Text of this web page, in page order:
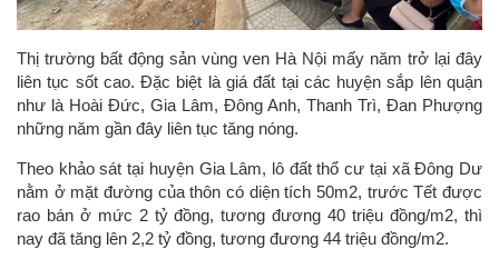
Thị trường bất động sản vùng ven Hà Nội mấy năm trở lại đây
liên tục sốt cao. Đặc biệt là giá đất tại các huyện sắp lên quận
như là Hoài Đức, Gia Lâm, Đông Anh, Thanh Trì, Đan Phượng
những năm gần đây liên tục tăng nóng.
Theo khảo sát tại huyện Gia Lâm, lô đất thổ cư tại xã Đông Dư
nằm ở mặt đường của thôn có diện tích 50m2, trước Tết được
rao bán ở mức 2 tỷ đồng, tương đương 40 triệu đồng/m2, thì
nay đã tăng lên 2,2 tỷ đồng, tương đương 44 triệu đồng/m2.